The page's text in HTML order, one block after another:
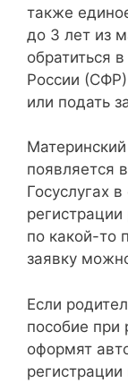
также
до 3 лет из
обратиться
России
или подать
появляется
Госуслугах
по какой-то
заявку
Если
пособие
оформят